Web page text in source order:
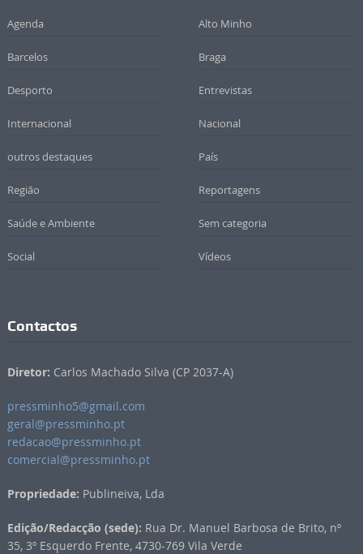
Agenda Alto Minho
Barcelos Braga
Desporto Entrevistas
Internacional Nacional
outros destaques País
Região Reportagens
Saúde e Ambiente Sem categoria
Social Vídeos
Contactos
Diretor: Carlos Machado Silva (CP 2037-A)
pressminho5@gmail.com
geral@pressminho.pt
redacao@pressminho.pt
comercial@pressminho.pt
Propriedade: Publineiva, Lda
Edição/Redacção (sede): Rua Dr. Manuel Barbosa de Brito, nº
35, 3º Esquerdo Frente, 4730-769 Vila Verde